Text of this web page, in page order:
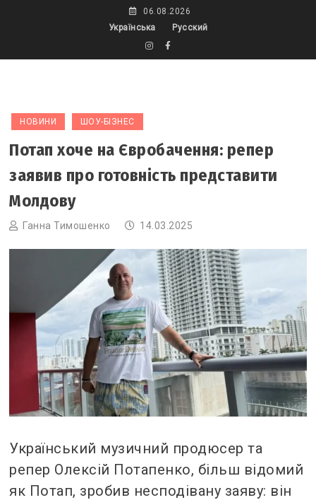
06.08.2026
Українська
Русский
НОВИНИ ШОУ-БІЗНЕС
Потап хоче на Євробачення: репер
заявив про готовність представити
Молдову
Ганна Тимошенко 14.03.2025
Український музичний продюсер та
репер Олексій Потапенко, більш відомий
як Потап, зробив несподівану заяву: він